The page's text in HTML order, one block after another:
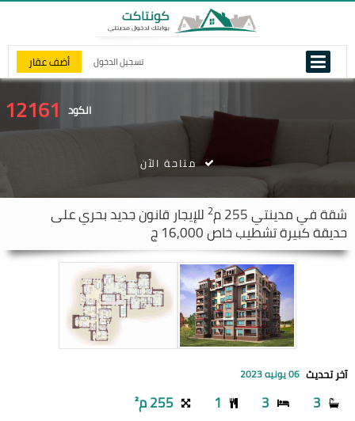
تسجيل الدخول أضف عقار
الكود 12161
شقة فيمدينتي 2 للإيجار قانون جديد بحري على
حديقة كبيرة تشطيب خاص 16,000 ج
متاحة الآن
آخر تحديث 06 يونيه 2023
3
3
1 255 م²